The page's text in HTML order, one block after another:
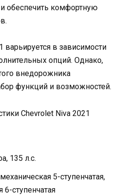
обеспечить комфортную
варьируется в зависимости
опций. Однако,
внедорожника
функций и возможностей.
Chevrolet Niva 2021
135 л.с.
5-ступенчатая,
6-ступенчатая